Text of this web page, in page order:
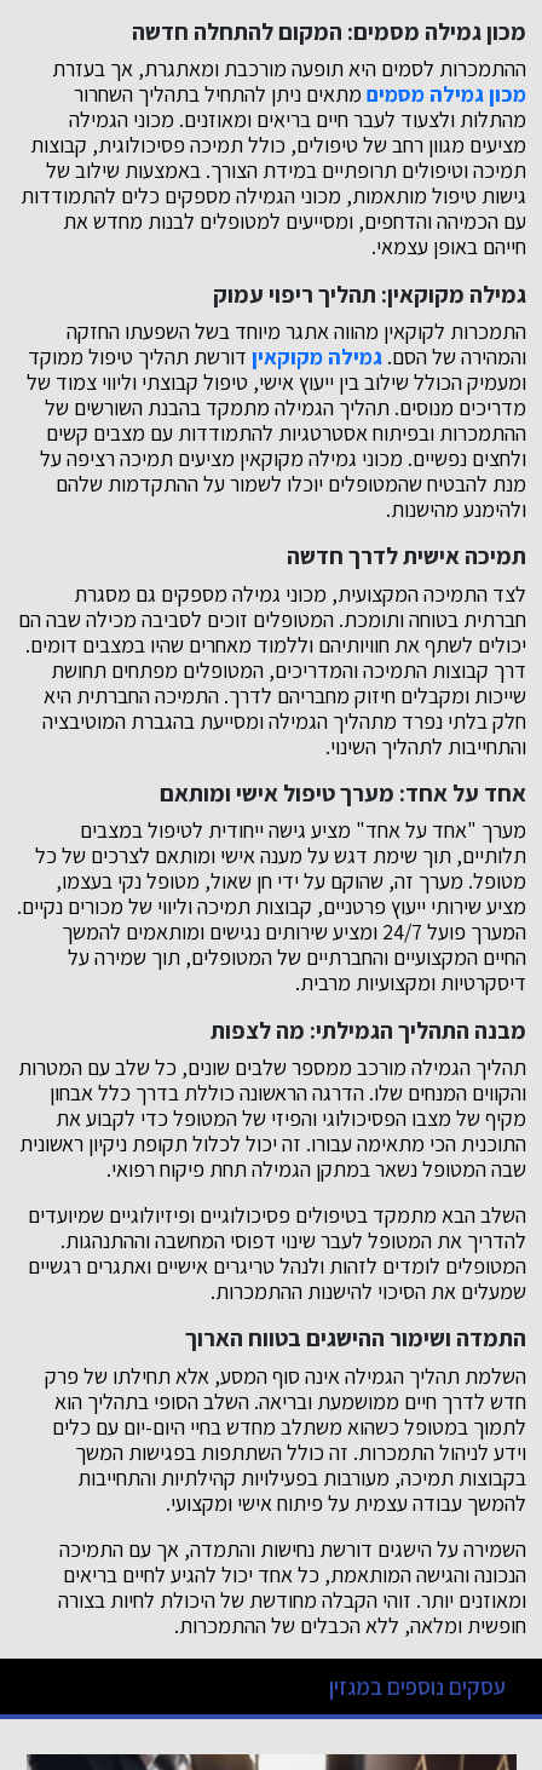
מכון גמילה מסמים: המקום להתחלה חדשה
ההתמכרות לסמים היא תופעה מורכבת ומאתגרת, אך בעזרת
מכון גמילה מסמיםמתאים ניתן להתחיל בתהליך השחרור
מהתלות ולצעוד לעבר חיים בריאים ומאוזנים. מכוני הגמילה
מציעים מגוון רחב של טיפולים, כולל תמיכה פסיכולוגית, קבוצות
תמיכה וטיפולים תרופתיים במידת הצורך. באמצעות שילוב של
גישות טיפול מותאמות, מכוני הגמילה מספקים כלים להתמודדות
עם הכמיהה והדחפים, ומסייעים למטופלים לבנות מחדש את
חייהם באופן עצמאי.
גמילה מקוקאין: תהליך ריפוי עמוק
התמכרות לקוקאין מהווה אתגר מיוחד בשל השפעתו החזקה
והמהירה של הסם. גמילה מקוקאיןדורשת תהליך טיפול ממוקד
ומעמיק הכולל שילוב בין ייעוץ אישי, טיפול קבוצתי וליווי צמוד של
מדריכים מנוסים. תהליך הגמילה מתמקד בהבנת השורשים של
ההתמכרות ובפיתוח אסטרטגיות להתמודדות עם מצבים קשים
ולחצים נפשיים. מכוני גמילה מקוקאין מציעים תמיכה רציפה על
מנת להבטיח שהמטופלים יוכלו לשמור על ההתקדמות שלהם
ולהימנע מהישנות.
תמיכה אישית לדרך חדשה
לצד התמיכה המקצועית, מכוני גמילה מספקים גם מסגרת
חברתית בטוחה ותומכת. המטופלים זוכים לסביבה מכילה שבה הם
יכולים לשתף את חוויותיהם וללמוד מאחרים שהיו במצבים דומים.
דרך קבוצות התמיכה והמדריכים, המטופלים מפתחים תחושת
שייכות ומקבלים חיזוק מחבריהם לדרך. התמיכה החברתית היא
חלק בלתי נפרד מתהליך הגמילה ומסייעת בהגברת המוטיבציה
והתחייבות לתהליך השינוי.
אחד על אחד: מערך טיפול אישי ומותאם
מערך "אחד על אחד" מציע גישה ייחודית לטיפול במצבים
תלותיים, תוך שימת דגש על מענה אישי ומותאם לצרכים של כל
מטופל. מערך זה, שהוקם על ידי חן שאול, מטופל נקי בעצמו,
מציע שירותי ייעוץ פרטניים, קבוצות תמיכה וליווי של מכורים נקיים.
המערך פועל 24/7 ומציע שירותים נגישים ומותאמים להמשך
החיים המקצועיים והחברתיים של המטופלים, תוך שמירה על
דיסקרטיות ומקצועיות מרבית.
מבנה התהליך הגמילתי: מה לצפות
תהליך הגמילה מורכב ממספר שלבים שונים, כל שלב עם המטרות
והקווים המנחים שלו. הדרגה הראשונה כוללת בדרך כלל אבחון
מקיף של מצבו הפסיכולוגי והפיזי של המטופל כדי לקבוע את
התוכנית הכי מתאימה עבורו. זה יכול לכלול תקופת ניקיון ראשונית
שבה המטופל נשאר במתקן הגמילה תחת פיקוח רפואי.
השלב הבא מתמקד בטיפולים פסיכולוגיים ופיזיולוגיים שמיועדים
להדריך את המטופל לעבר שינוי דפוסי המחשבה וההתנהגות.
המטופלים לומדים לזהות ולנהל טריגרים אישיים ואתגרים רגשיים
שמעלים את הסיכוי להישנות ההתמכרות.
התמדה ושימור ההישגים בטווח הארוך
השלמת תהליך הגמילה אינה סוף המסע, אלא תחילתו של פרק
חדש לדרך חיים ממושמעת ובריאה. השלב הסופי בתהליך הוא
לתמוך במטופל כשהוא משתלב מחדש בחיי היום-יום עם כלים
וידע לניהול התמכרות. זה כולל השתתפות בפגישות המשך
בקבוצות תמיכה, מעורבות בפעילויות קהילתיות והתחייבות
להמשך עבודה עצמית על פיתוח אישי ומקצועי.
השמירה על הישגים דורשת נחישות והתמדה, אך עם התמיכה
הנכונה והגישה המותאמת, כל אחד יכול להגיע לחיים בריאים
ומאוזנים יותר. זוהי הקבלה מחודשת של היכולת לחיות בצורה
חופשית ומלאה, ללא הכבלים של ההתמכרות.
עסקים נוספים במגזין